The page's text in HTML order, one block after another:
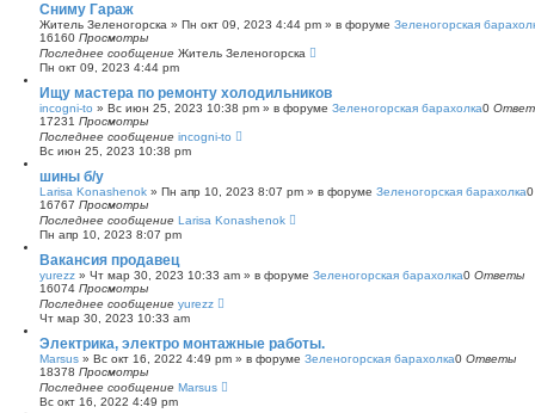
Сниму Гараж
Житель Зеленогорска » Пн окт 09, 2023 4:44 pm » в форуме Зеленогорская
16160 Просмотры
Последнее сообщение Житель Зеленогорска
Пн окт 09, 2023 4:44 pm
Ищу мастера по ремонту холодильников
incogni-to » Вс июн 25, 2023 10:38 pm » в форуме Зеленогорская барахолка0
17231 Просмотры
Последнее сообщение incogni-to
Вс июн 25, 2023 10:38 pm
шины б/у
Larisa Konashenok » Пн апр 10, 2023 8:07 pm » в форуме Зеленогорская барахолка
16767 Просмотры
Последнее сообщение Larisa Konashenok
Пн апр 10, 2023 8:07 pm
Вакансия продавец
yurezz » Чт мар 30, 2023 10:33 am » в форуме Зеленогорская барахолка0 Ответы
16074 Просмотры
Последнее сообщение yurezz
Чт мар 30, 2023 10:33 am
Электрика, электро монтажные работы.
Marsus » Вс окт 16, 2022 4:49 pm » в форуме Зеленогорская барахолка0 Ответы
18378 Просмотры
Последнее сообщение Marsus
Вс окт 16, 2022 4:49 pm